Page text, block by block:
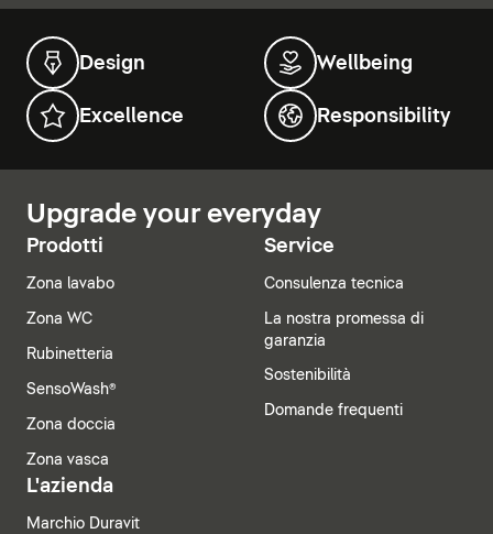
Design Wellbeing
Excellence Responsibility
Upgrade your everyday
Prodotti
Zona lavabo
Zona WC
Rubinetteria
SensoWash®
Zona doccia
Zona vasca
Service
Consulenza tecnica
La nostra promessa di
garanzia
Sostenibilità
Domande frequenti
L'azienda
Marchio Duravit